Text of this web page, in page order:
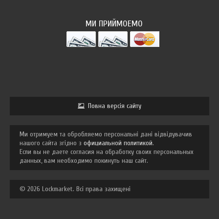
МИ ПРИЙМОЕМО
Повна версія сайту
Ми отримуем та обробляемо персональні дані відвідувачив
нашого сайта згідно з официальной политикой.
Если вы не даете согласия на обработку своих персональных
данных, вам необходимо покинуть наш сайт.
© 2026 Lockmarket. Всі права захищені